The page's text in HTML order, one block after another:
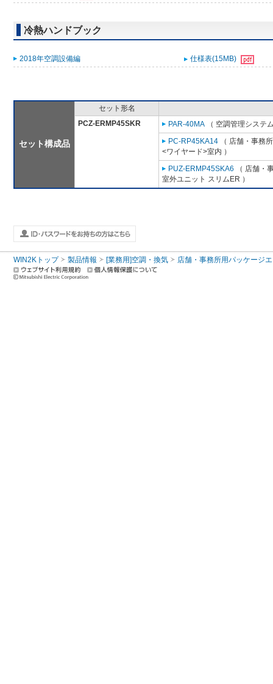
冷熱ハンドブック
2018年空調設備編 仕様表(15MB)
セット構成品
セット形名
PCZ-ERMP45SKR
PAR-40MA （ 空調管理システ
PC-RP45KA14 （ 店舗・事務
<ワイヤード>室内 ）
PUZ-ERMP45SKA6 （ 店舗・
室外ユニット スリムER ）
WIN2Kトップ 製品情報 [業務用]空調・換気 店舗・事務所用パッケージ